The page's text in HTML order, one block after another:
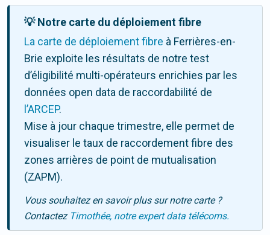
💡 Notre carte du déploiement fibre
La carte de déploiement fibre à Ferrières-en-
Brie exploite les résultats de notre test
d’éligibilité multi-opérateurs enrichies par les
données open data de raccordabilité de
l’ARCEP.
Mise à jour chaque trimestre, elle permet de
visualiser le taux de raccordement fibre des
zones arrières de point de mutualisation
(ZAPM).
Vous souhaitez en savoir plus sur notre carte ?
Contactez Timothée, notre expert data télécoms.